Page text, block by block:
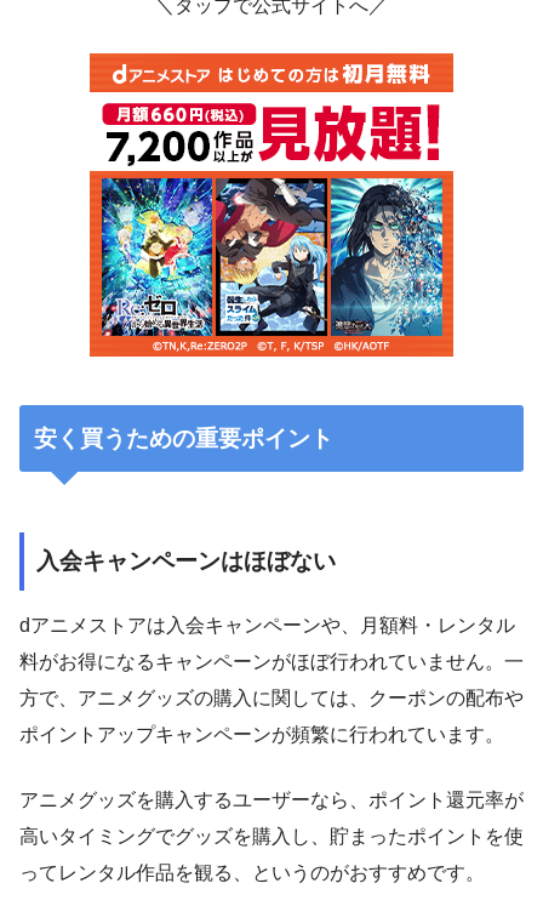
＼タップで公式サイトへ／
安く買うための重要ポイント
入会キャンペーンはほぼない
dアニメストアは入会キャンペーンや、月額料・レンタル
料がお得になるキャンペーンがほぼ行われていません。一
方で、アニメグッズの購入に関しては、クーポンの配布や
ポイントアップキャンペーンが頻繁に行われています。
アニメグッズを購入するユーザーなら、ポイント還元率が
高いタイミングでグッズを購入し、貯まったポイントを使
ってレンタル作品を観る、というのがおすすめです。